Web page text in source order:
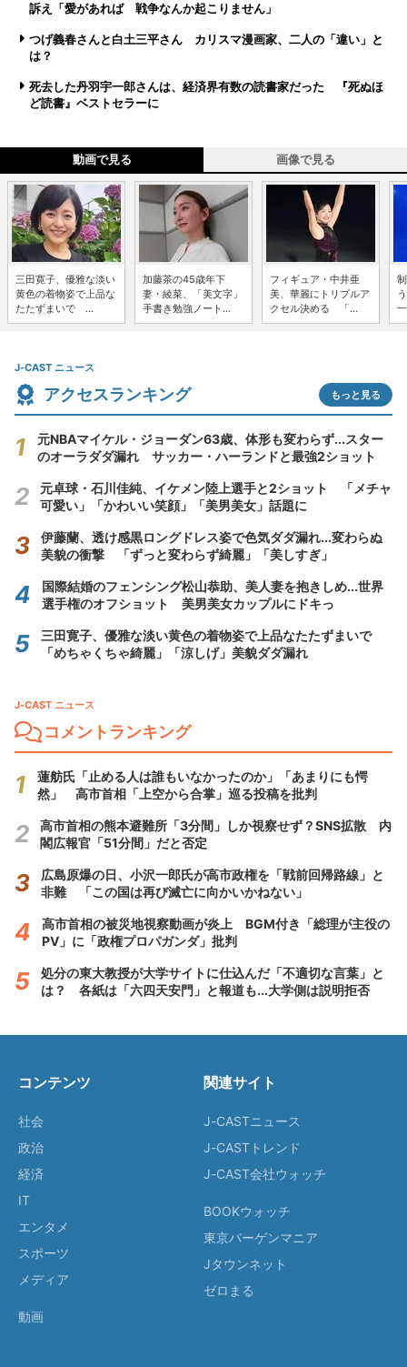
訴え「愛があれば 戦争なんか起こりません」
つげ義春さんと白土三平さん カリスマ漫画家、二人の「違い」と
は？
死去した丹羽宇一郎さんは、経済界有数の読書家だった 『死ぬほ
ど読書』ベストセラーに
動画で見る 画像で見る
三田寛子、優雅な淡い
黄色の着物姿で上品な
たたずまいで ...
加藤茶の45歳年下
妻・綾菜、「美文字」
手書き勉強ノート...
フィギュア・中井亜
美、華麗にトリプルア
クセル決める 「...
J-CAST ニュース
アクセスランキング もっと見る
元NBAマイケル・ジョーダン63歳、体形も変わらず...スター
のオーラダダ漏れ サッカー・ハーランドと最強2ショット
元卓球・石川佳純、イケメン陸上選手と2ショット 「メチャ
可愛い」「かわいい笑顔」「美男美女」話題に
伊藤蘭、透け感黒ロングドレス姿で色気ダダ漏れ...変わらぬ
美貌の衝撃 「ずっと変わらず綺麗」「美しすぎ」
国際結婚のフェンシング松山恭助、美人妻を抱きしめ...世界
選手権のオフショット 美男美女カップルにドキっ
三田寛子、優雅な淡い黄色の着物姿で上品なたたずまいで
「めちゃくちゃ綺麗」「涼しげ」美貌ダダ漏れ
J-CAST ニュース
コメントランキング
蓮舫氏「止める人は誰もいなかったのか」「あまりにも愕
然」 高市首相「上空から合掌」巡る投稿を批判
高市首相の熊本避難所「3分間」しか視察せず？SNS拡散 内
閣広報官「51分間」だと否定
広島原爆の日、小沢一郎氏が高市政権を「戦前回帰路線」と
非難 「この国は再び滅亡に向かいかねない」
高市首相の被災地視察動画が炎上 BGM付き「総理が主役の
PV」に「政権プロパガンダ」批判
処分の東大教授が大学サイトに仕込んだ「不適切な言葉」と
は？ 各紙は「六四天安門」と報道も...大学側は説明拒否
コンテンツ
社会
政治
経済
IT
エンタメ
スポーツ
メディア
動画
関連サイト
J-CASTニュース
J-CASTトレンド
J-CAST会社ウォッチ
BOOKウォッチ
東京バーゲンマニア
Jタウンネット
ゼロまる